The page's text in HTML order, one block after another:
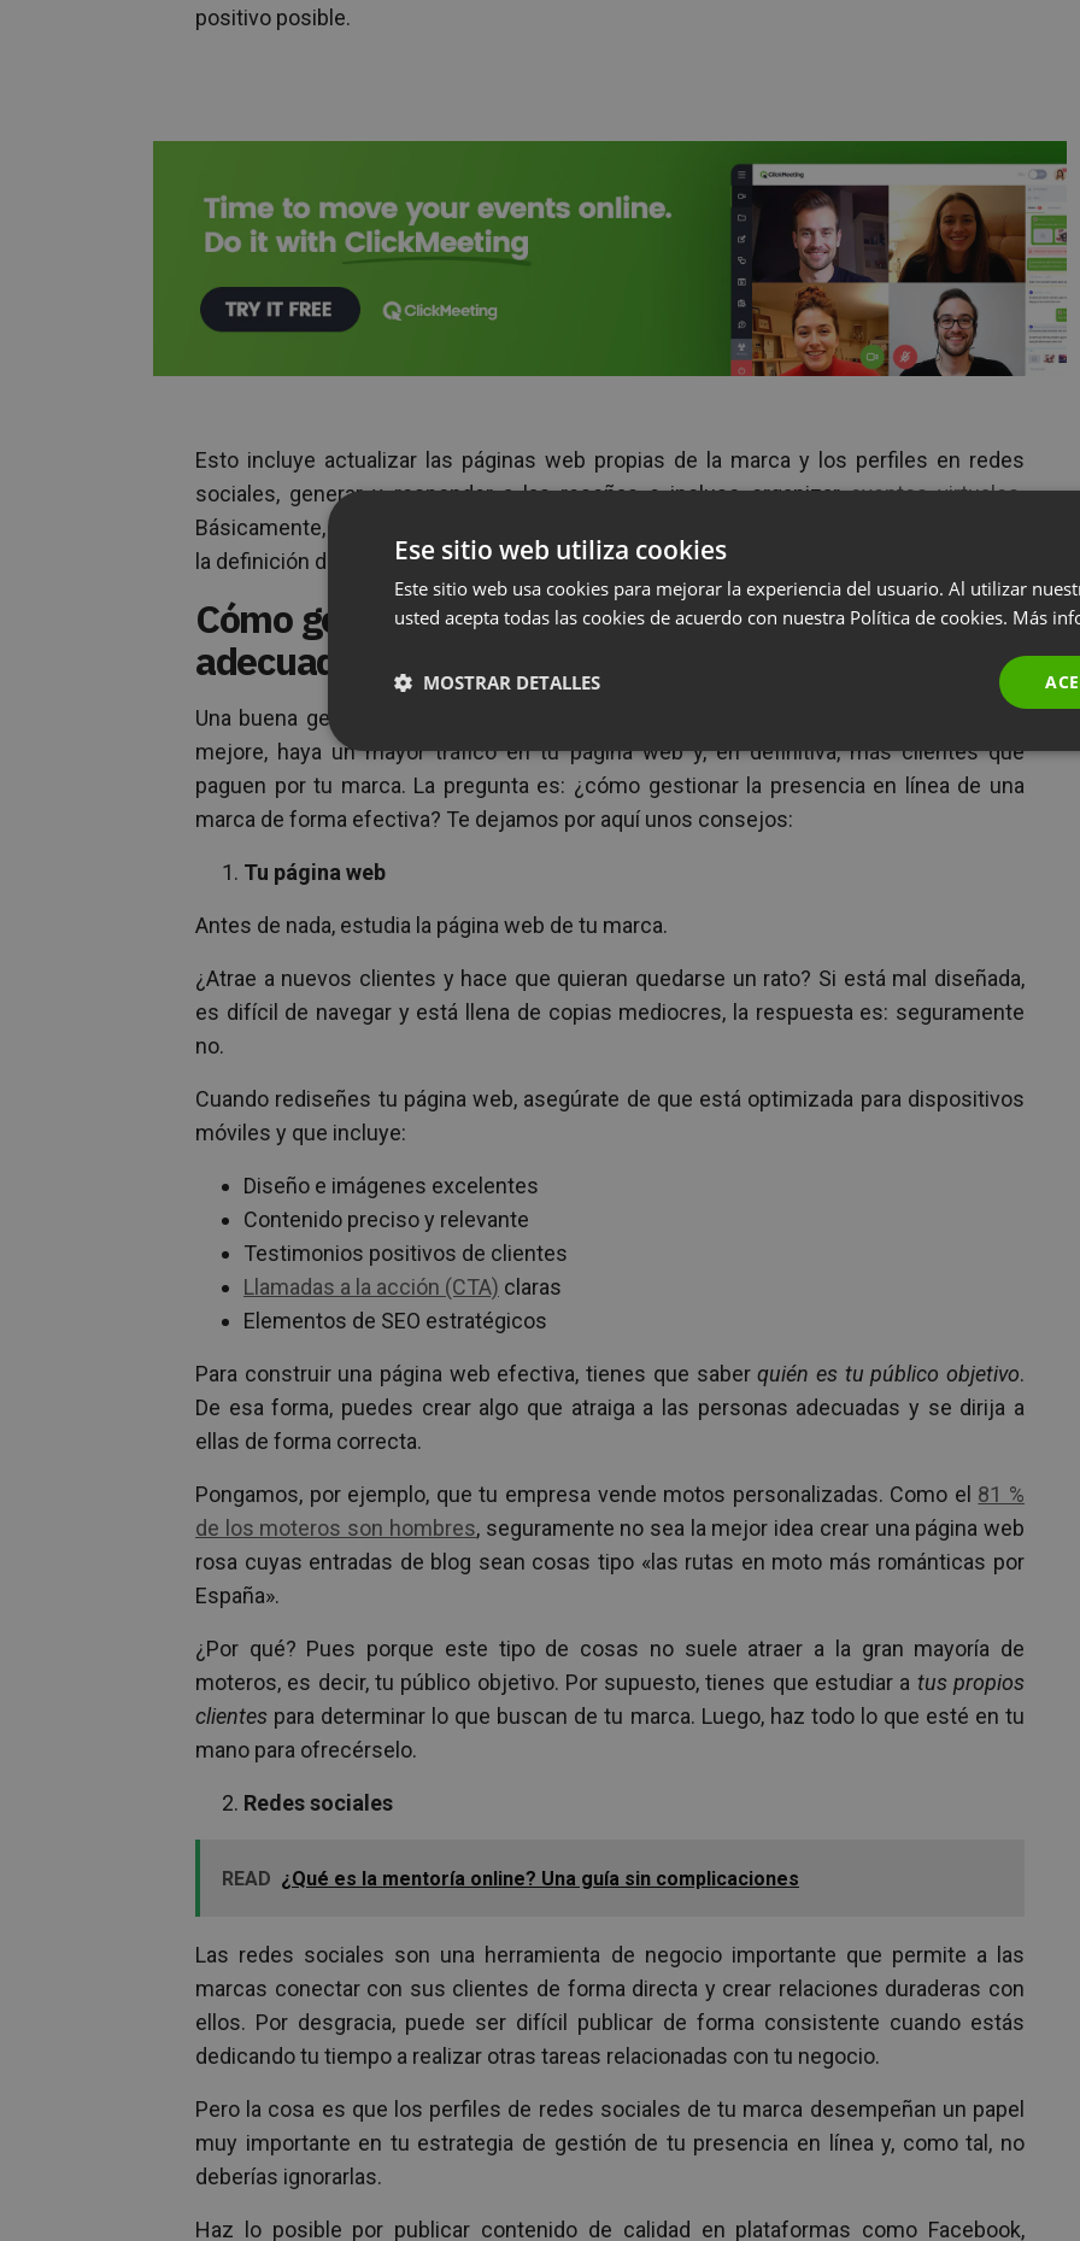
positivo posible.
Esto incluye actualizar las páginas web propias de la marca y los perfiles en redes
sociales, generar y responder a las reseñas e incluso organizareventos virtuales.
Básicamente, si está relacionado con la reputación de tu marca en línea, encaja dentro
la definición de gestión de la presencia en línea.
Cómo gestionar tu presencia en línea de manera
adecuada
Una buena gestión de tu presencia en línea hará que tu reputación en línea también
mejore, haya un mayor tráfico en tu página web y, en definitiva, más clientes que
paguen por tu marca. La pregunta es: ¿cómo gestionar la presencia en línea de una
marca de forma efectiva? Te dejamos por aquí unos consejos:
Tu página web
Antes de nada, estudia la página web de tu marca.
¿Atrae a nuevos clientes y hace que quieran quedarse un rato? Si está mal diseñada,
es difícil de navegar y está llena de copias mediocres, la respuesta es: seguramente
no.
Cuando rediseñes tu página web, asegúrate de que está optimizada para dispositivos
móviles y que incluye:
Diseño e imágenes excelentes
Contenido preciso y relevante
Testimonios positivos de clientes
Llamadas a la acción (CTA) claras
Elementos de SEO estratégicos
Para construir una página web efectiva, tienes que saberquién es tu público objetivo.
De esa forma, puedes crear algo que atraiga a las personas adecuadas y se dirija a
ellas de forma correcta.
Pongamos, por ejemplo, que tu empresa vende motos personalizadas. Como el 81 %
de los moteros son hombres, seguramente no sea la mejor idea crear una página web
rosa cuyas entradas de blog sean cosas tipo «las rutas en moto más románticas por
España».
¿Por qué? Pues porque este tipo de cosas no suele atraer a la gran mayoría de
moteros, es decir, tu público objetivo. Por supuesto, tienes que estudiar a tus propios
clientes para determinar lo que buscan de tu marca. Luego, haz todo lo que esté en tu
mano para ofrecérselo.
Redes sociales
READ ¿Qué es la mentoría online? Una guía sin complicaciones
Las redes sociales son una herramienta de negocio importante que permite a las
marcas conectar con sus clientes de forma directa y crear relaciones duraderas con
ellos. Por desgracia, puede ser difícil publicar de forma consistente cuando estás
dedicando tu tiempo a realizar otras tareas relacionadas con tu negocio.
Pero la cosa es que los perfiles de redes sociales de tu marca desempeñan un papel
muy importante en tu estrategia de gestión de tu presencia en línea y, como tal, no
deberías ignorarlas.
Haz lo posible por publicar contenido de calidad en plataformas como Facebook,
Ese sitio web utiliza cookies
Este sitio web usa cookies para mejorar la experiencia del usuario. Al utilizar
usted acepta todas las cookies de acuerdo con nuestra Política de cookies. Más
MOSTRAR DETALLES